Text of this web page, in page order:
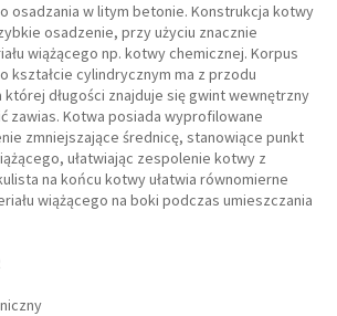
osadzania w litym betonie. Konstrukcja kotwy
osadzenie, przy użyciu znacznie
wiążącego np. kotwy chemicznej. Korpus
kształcie cylindrycznym ma z przodu
której długości znajduje się gwint wewnętrzny
zawias. Kotwa posiada wyprofilowane
zmniejszające średnicę, stanowiące punkt
ułatwiając zespolenie kotwy z
na końcu kotwy ułatwia równomierne
wiążącego na boki podczas umieszczania